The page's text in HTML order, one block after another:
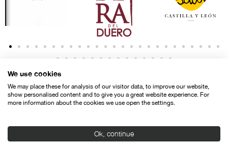
Política de privacidad
We use cookies
We may place these for analysis of our visitor data, to improve our website,
show personalised content and to give you a great website experience. For
more information about the cookies we use open the settings.
Ok, continue